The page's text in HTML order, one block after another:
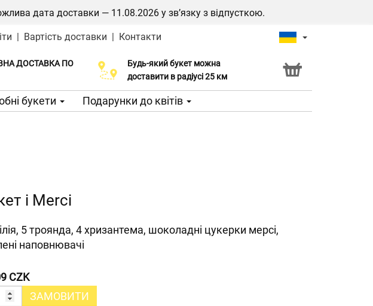
дата доставки — 11.08.2026 у зв’язку з відпусткою.
| Вартість доставки | Контакти
ДОСТАВКА ПО
доставки
Будь-який букет можна
доставити в радіусі 25 км
Послуга Click & Collect
букети Подарунки до квітів
і Merci
5 троянда, 4 хризантема, шоколадні цукерки мерсі,
наповнювачі
CZK
ЗАМОВИТИ